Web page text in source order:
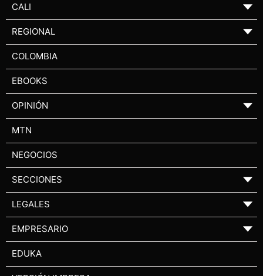
CALI ▼
REGIONAL ▼
COLOMBIA
EBOOKS
OPINIÓN ▼
MTN
NEGOCIOS
SECCIONES ▼
LEGALES ▼
EMPRESARIO ▼
EDUKA